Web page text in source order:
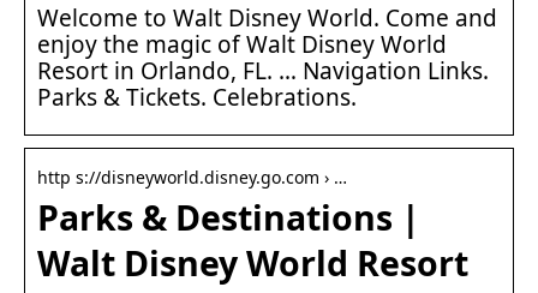
Welcome to Walt Disney World. Come and
enjoy the magic of Walt Disney World
Resort in Orlando, FL. … Navigation Links.
Parks & Tickets. Celebrations.
http s://disneyworld.disney.go.com › …
Parks & Destinations |
Walt Disney World Resort